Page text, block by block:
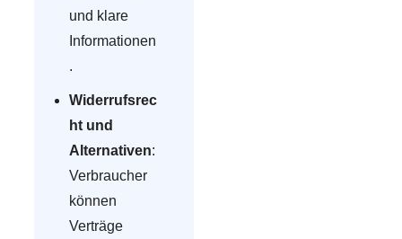
und klare
Informationen
.
Widerrufsrec
ht und
Alternativen:
Verbraucher
können
Verträge